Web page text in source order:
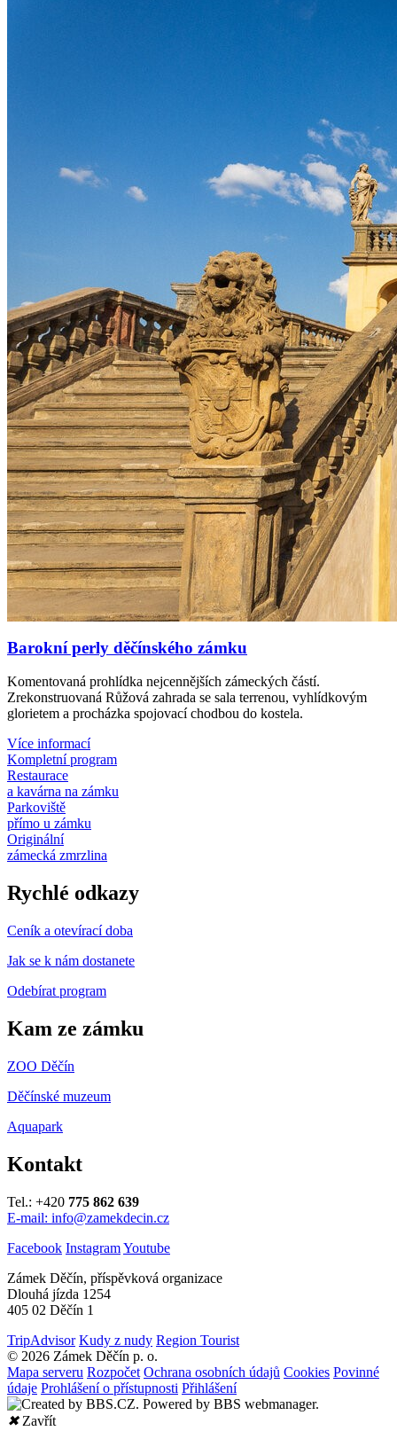
Barokní perly děčínského zámku
Komentovaná prohlídka nejcennějších zámeckých částí.
Zrekonstruovaná Růžová zahrada se sala terrenou, vyhlídkovým
glorietem a procházka spojovací chodbou do kostela.
Více informací
Kompletní program
Restaurace
a kavárna na zámku
Parkoviště
přímo u zámku
Originální
zámecká zmrzlina
Rychlé odkazy
Ceník a otevírací doba
Jak se k nám dostanete
Odebírat program
Kam ze zámku
ZOO Děčín
Děčínské muzeum
Aquapark
Kontakt
Tel.: +420 775 862 639
E-mail: info@zamekdecin.cz
Facebook InstagramYoutube
Zámek Děčín, příspěvková organizace
Dlouhá jízda 1254
405 02 Děčín 1
TripAdvisor Kudy z nudy Region Tourist
© 2026 Zámek Děčín p. o.
Mapa serveru Rozpočet Ochrana osobních údajů Cookies Povinné
údaje Prohlášení o přístupnosti Přihlášení
✖Zavřít